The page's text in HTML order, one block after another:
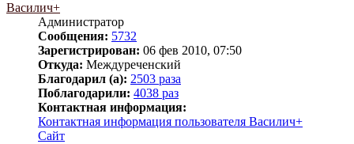
Василич+
Администратор
Сообщения: 5732
Зарегистрирован: 06 фев 2010, 07:50
Откуда: Междуреченский
Благодарил (а): 2503 раза
Поблагодарили: 4038 раз
Контактная информация:
Контактная информация пользователя Василич+
Сайт